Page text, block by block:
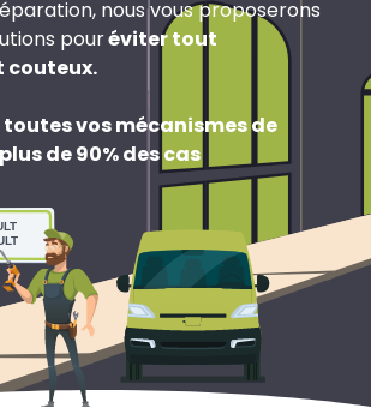
nous vous proposerons
pouréviter tout
couteux.
vos mécanismes de
de 90% des cas